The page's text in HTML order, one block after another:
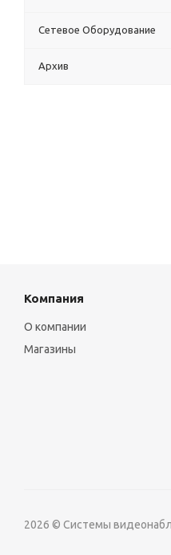
Сетевое Оборудование
Архив
Компания
О компании
Магазины
2026 © Системы